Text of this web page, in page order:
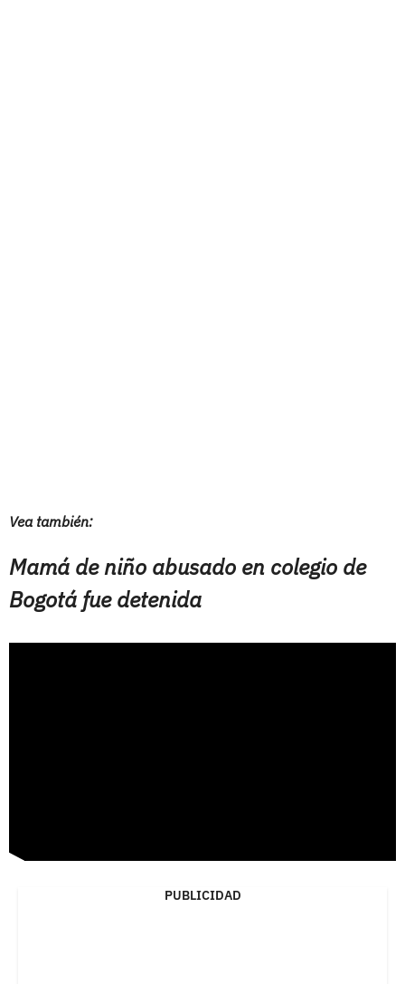
Vea también:
Mamá de niño abusado en colegio de
Bogotá fue detenida
PUBLICIDAD